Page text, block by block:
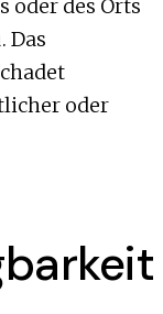
oder des Orts
Das
oder